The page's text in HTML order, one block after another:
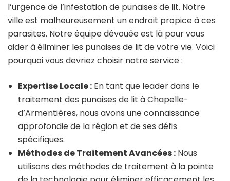
l’urgence de l’infestation de punaises de lit. Notre
ville est malheureusement un endroit propice à ces
parasites. Notre équipe dévouée est là pour vous
aider à éliminer les punaises de lit de votre vie. Voici
pourquoi vous devriez choisir notre service :
Expertise Locale : En tant que leader dans le
traitement des punaises de lit à Chapelle-
d’Armentières, nous avons une connaissance
approfondie de la région et de ses défis
spécifiques.
Méthodes de Traitement Avancées : Nous
utilisons des méthodes de traitement à la pointe